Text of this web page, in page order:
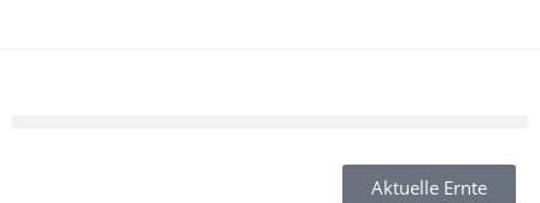
Aktuelle Ernte